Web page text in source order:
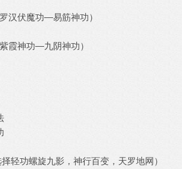
汉伏魔功—易筋神功）
霞神功—九阴神功）
轻功螺旋九影，神行百变，天罗地网）